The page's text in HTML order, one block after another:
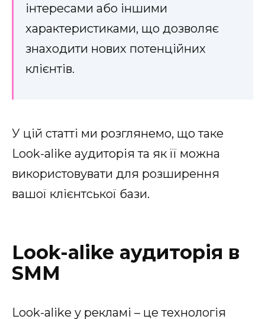
інтересами або іншими
характеристиками, що дозволяє
знаходити нових потенційних
клієнтів.
У цій статті ми розглянемо, що таке
Look-alike аудиторія та як її можна
використовувати для розширення
вашої клієнтської бази.
Look-alike аудиторія в
SMM
Look-alike у рекламі – це технологія